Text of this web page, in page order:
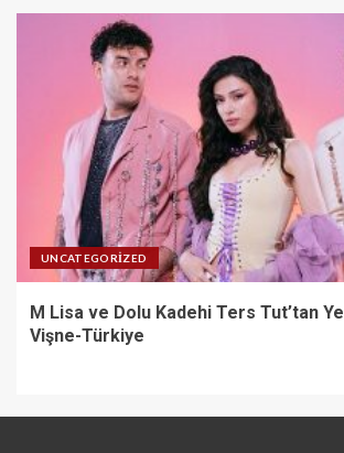
UNCATEGORIZED
M Lisa ve Dolu Kadehi Ters Tut’tan
Vişne-Türkiye